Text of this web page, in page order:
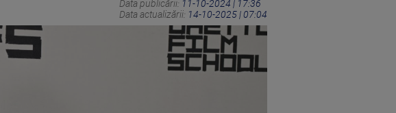
Data publicării: 11-10-2024 | 17:36
Data actualizării: 14-10-2025 | 07:04